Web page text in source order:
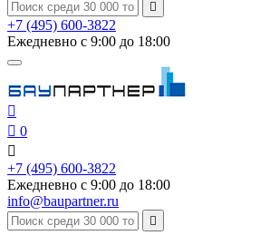

+7 (495) 600-3822
Ежедневно с 9:00 до 18:00

 0

+7 (495) 600-3822
Ежедневно с 9:00 до 18:00
info@baupartner.ru
